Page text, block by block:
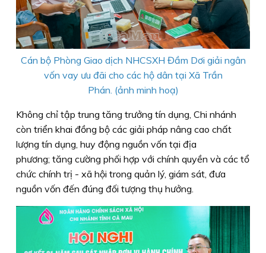
Cán bộ Phòng Giao dịch NHCSXH Đầm Dơi giải ngân
vốn vay ưu đãi cho các hộ dân tại Xã Trần
Phán. (ảnh minh hoạ)
Không chỉ tập trung tăng trưởng tín dụng, Chi nhánh
còn triển khai đồng bộ các giải pháp nâng cao chất
lượng tín dụng, huy động nguồn vốn tại địa
phương; tăng cường phối hợp với chính quyền và các tổ
chức chính trị - xã hội trong quản lý, giám sát, đưa
nguồn vốn đến đúng đối tượng thụ hưởng.